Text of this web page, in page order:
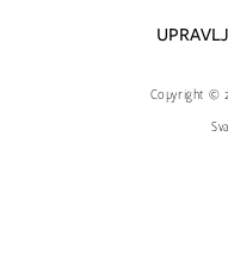
Copyright ©